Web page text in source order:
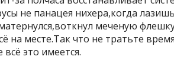
не панацея нихера,когда
меченую
на месте.Так что не тратьте
это имеется.